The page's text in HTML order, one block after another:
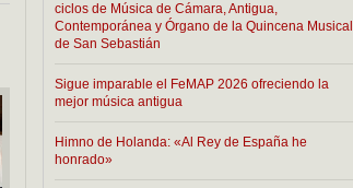
ciclos de Música de Cámara, Antigua,
Contemporánea y Órgano de la Quincena Musical
de San Sebastián
Sigue imparable el FeMAP 2026 ofreciendo la
mejor música antigua
Himno de Holanda: «Al Rey de España he
honrado»